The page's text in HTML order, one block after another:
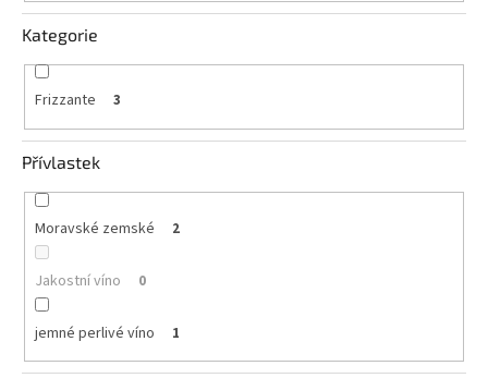
Kategorie
Frizzante 3
Přívlastek
Moravské zemské 2
Jakostní víno 0
jemné perlivé víno 1